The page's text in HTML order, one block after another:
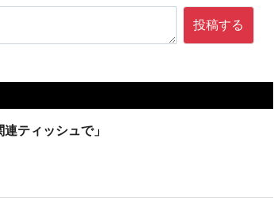
投稿する
ティッシュで」